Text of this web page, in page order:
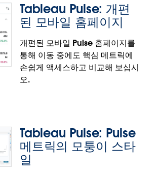
게 이해할 수 있습니다. 인사이트 또
정 항목을 클릭하면 해당 항목에만 초
와 인사이트를 확인할 수 있습니다.
하게 한 단계 더 깊이 탐색하여 메트릭
이해할 수 있습니다.
시되었습니다.
예상 범위 해제
트릭 정의에서 직접 예기치 않은 값을
다.
출시되었습니다.
Tableau Pulse: 개편
된 모바일 홈페이지
개편된 모바일 Pulse 홈페이지를
통해 이동 중에도 핵심 메트릭에
손쉽게 액세스하고 비교해 보십시
오.
Tableau Pulse: Pulse
메트릭의 모퉁이 스타
일